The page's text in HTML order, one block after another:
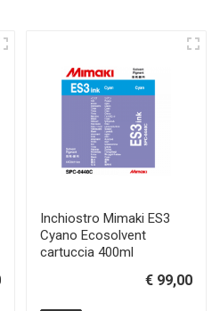
Inchiostro Mimaki ES3
Cyano Ecosolvent
cartuccia 400ml
€ 99,00